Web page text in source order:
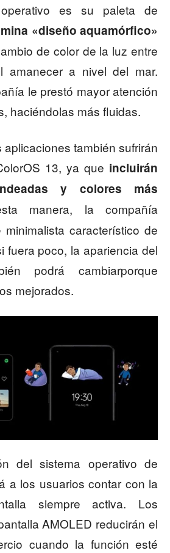
es su paleta de
«diseño aquamórfico»
de color de la luz entre
amanecer a nivel del mar.
le prestó mayor atención
haciéndolas más fluidas.
también sufrirán
13, ya que incluirán
y colores más
manera, la compañía
característico de
fuera poco, la apariencia del
podrá cambiarporque
mejorados.
del sistema operativo de
a los usuarios contar con la
siempre activa. Los
AMOLED reducirán el
cuando la función esté